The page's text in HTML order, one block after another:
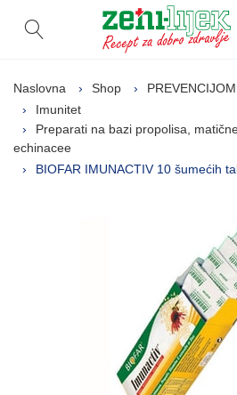
Otvori pretragu
Naslovna Shop
Imunitet
Preparati na bazi propolisa,
echinacee
BIOFAR IMUNACTIV 10 šumećih